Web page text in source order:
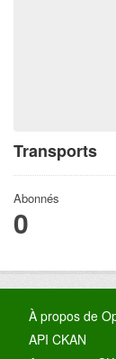
Transports
Abonnés
0
À propos de
API CKAN